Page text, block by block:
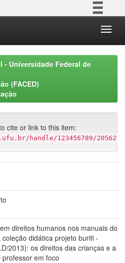
Participe
Acesso à informação
Universidade Federal de
(FACED)
cite or link to this item:
handle/123456789/20562
direitos humanos nos manuais do
didática projeto buriti -
2013): os direitos das crianças e a
em foco